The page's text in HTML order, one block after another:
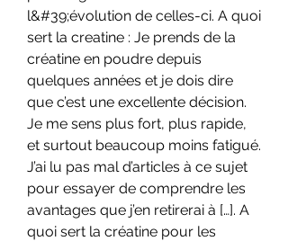
l&#39;évolution de celles-ci. A quoi
sert la creatine : Je prends de la
créatine en poudre depuis
quelques années et je dois dire
que c’est une excellente décision.
Je me sens plus fort, plus rapide,
et surtout beaucoup moins fatigué.
J’ai lu pas mal d’articles à ce sujet
pour essayer de comprendre les
avantages que j’en retirerai à […]. A
quoi sert la créatine pour les